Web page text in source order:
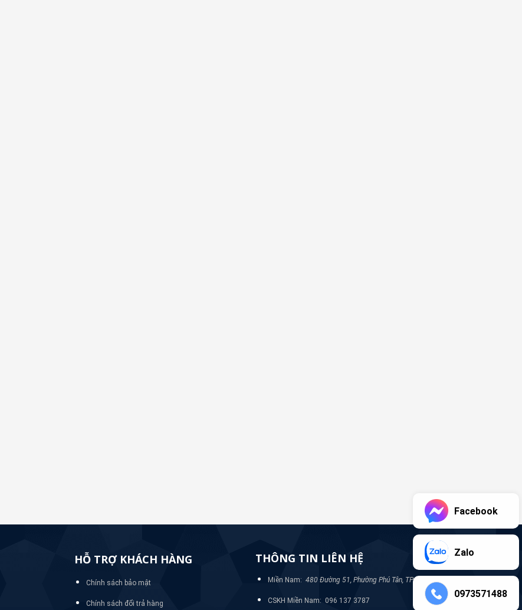
HỖ TRỢ KHÁCH HÀNG
Chính sách bảo mật
Chính sách đổi trả hàng
THÔNG TIN LIÊN HỆ
Miền Nam: 480 Đường 51, Phường Phú Tân, TP Bình Dương
CSKH Miền Nam: 096 137 3787
Facebook
Zalo
0973571488